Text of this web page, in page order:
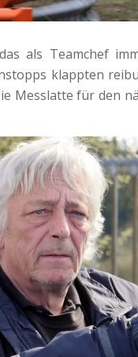
als Teamchef
klappten
Messlatte für den